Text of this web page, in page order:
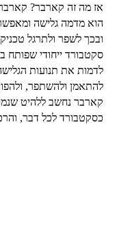
אז מה זה קארבר? קארבר
הוא מדמה גלישה
ובכך לשפר ולתרגל
סקטבורד ייחודי שפותח
לדמות את תנועות
להתאמן ולהשתפר,
קארבר נחשב ללהיט
כסקטבורד לכל דבר,